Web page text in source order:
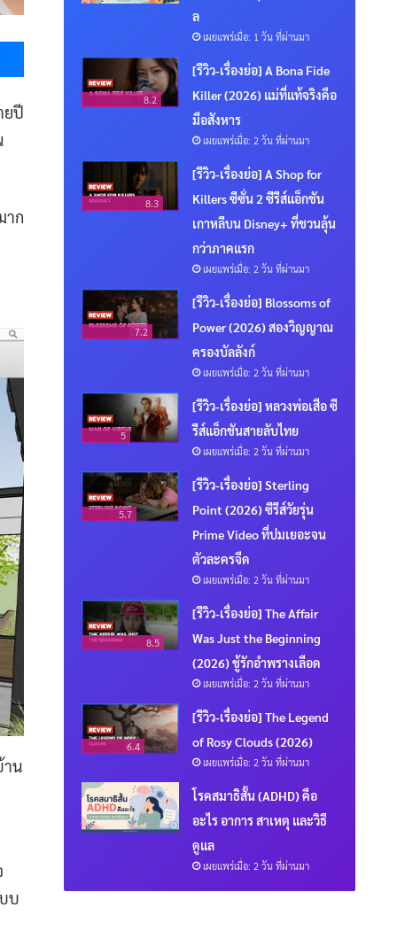
Messenger
ยปี
าก
าน
บ
ล
เผยแพร่เมื่อ: 1 วัน ที่ผ่านมา
8.2
[รีวิว-เรื่องย่อ] A Bona Fide
Killer (2026) แม่ที่แท้จริงคือ
มือสังหาร
เผยแพร่เมื่อ: 2 วัน ที่ผ่านมา
8.3
[รีวิว-เรื่องย่อ] A Shop for
Killers ซีซั่น 2 ซีรีส์แอ็กชัน
เกาหลีบน Disney+ ที่ชวนลุ้น
กว่าภาคแรก
เผยแพร่เมื่อ: 2 วัน ที่ผ่านมา
7.2
[รีวิว-เรื่องย่อ] Blossoms of
Power (2026) สองวิญญาณ
ครองบัลลังก์
เผยแพร่เมื่อ: 2 วัน ที่ผ่านมา
5
[รีวิว-เรื่องย่อ] หลวงพ่อเสือ ซี
รีส์แอ็กชันสายลับไทย
เผยแพร่เมื่อ: 2 วัน ที่ผ่านมา
5.7
[รีวิว-เรื่องย่อ] Sterling
Point (2026) ซีรีส์วัยรุ่น
Prime Video ที่ปมเยอะจน
ตัวละครจืด
เผยแพร่เมื่อ: 2 วัน ที่ผ่านมา
8.5
[รีวิว-เรื่องย่อ] The Affair
Was Just the Beginning
(2026) ชู้รักอำพรางเลือด
เผยแพร่เมื่อ: 2 วัน ที่ผ่านมา
6.4
[รีวิว-เรื่องย่อ] The Legend
of Rosy Clouds (2026)
เผยแพร่เมื่อ: 2 วัน ที่ผ่านมา
โรคสมาธิสั้น (ADHD) คือ
อะไร อาการ สาเหตุ และวิธี
ดูแล
เผยแพร่เมื่อ: 2 วัน ที่ผ่านมา